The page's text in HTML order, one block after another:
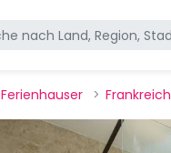
Ferienhauser Frankreich